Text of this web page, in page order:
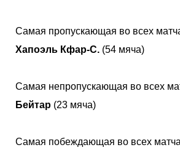
Самая пропускающая во всех
Хапоэль Кфар-С. (54 мяча)
Самая непропускающая во всех
Бейтар (23 мяча)
Самая побеждающая во всех